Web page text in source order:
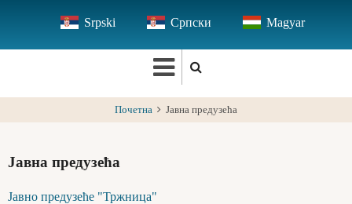
main
Srpski Српски Magyar
Почетна Јавнa предузећa
Јавнa предузећa
Јавно предузеће "Тржница"